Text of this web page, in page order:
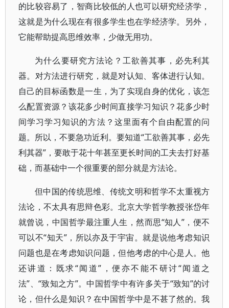
的比较容易了，智商比较低的人也可以研究经济学，
这就是为什么现在有很多学生也在学经济学。另外，
它能帮助提高思维效率，少做无用功。
为什么要研究方法论？工欲善其事，必先利其
器。对方法进行研究，就是对认知、客体进行认知。
自己的目标函数是一生，为了实现自身的优化，该怎
么配置资源？该花多少时间直接学习知识？花多少时
间学习学习知识的方法？这里面有个自由配置的问
题。所以，不要急功近利。要知道“工欲善其事，必先
利其器”，要敢于花十年甚至更长时间的工夫去打好基
础，而基础中一个很重要的部分就是方法论。
但中国的传统思维、传统文明和哲学不太重视方
法论，不太具有思辩色彩。北京大学哲学教授张岱年
就曾说，中国哲学最注重人生，然而思“知人”，便不
可以不“知天”，所以亦及于宇宙。就是说他考虑知识
问题也是在考虑知识问题，但他考虑的中心是人。他
还讲道：既求“闻道”，便亦不能不研讨“闻道之
法”、“致知之方”。中国哲学中有许多关于“致知”的讨
论，但什么是知识？在中国哲学中是不甚了然的。我